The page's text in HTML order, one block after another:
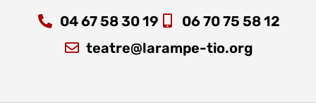
04 67 58 30 19
06 70 75 58 12
teatre@larampe-tio.org